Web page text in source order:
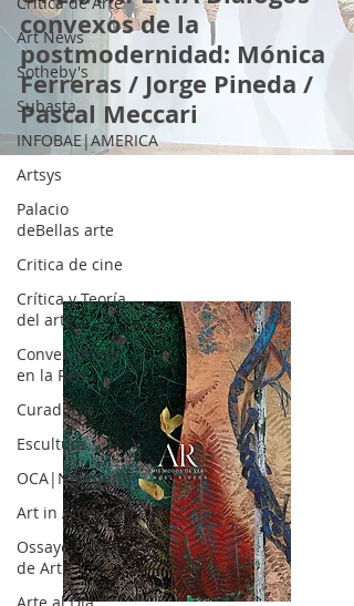
Art News
Sotheby's
Subasta
INFOBAE|AMERICA
Artsys
Palacio
deBellas arte
Critica de cine
Crítica y Teoría
del arte
Conversatorio
en la Red
Curaduria
Escultura
OCA|Newsletter
Art in America
Ossaye Casa
de Arte
convexos de la
postmodernidad: Mónica
Ferreras / Jorge Pineda /
Pascal Meccari